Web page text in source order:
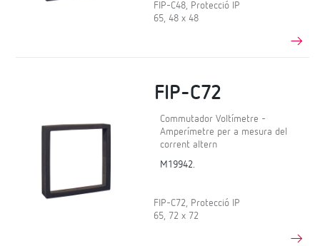
FIP-C48, Protecció IP
65, 48 x 48
FIP-C72
Commutador Voltímetre -
Amperímetre per a mesura del
corrent altern
M19942.
FIP-C72, Protecció IP
65, 72 x 72